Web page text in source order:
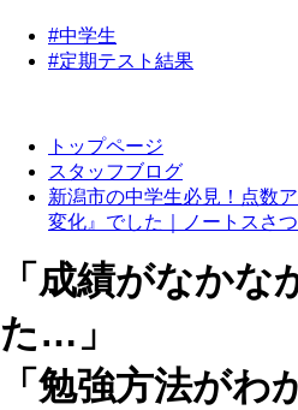
#中学生
#定期テスト結果
トップページ
スタッフブログ
新潟市の中学生必見！点数
変化』でした｜ノートスさ
「 成績がなかな
た… 」
「 勉強方法がわ